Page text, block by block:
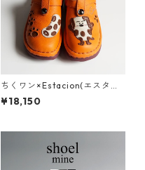
ちくワン×Estacion(エスタシ
オン)コラボ ちくワンモチーフ
2way本革サボシューズ TGE68
¥18,150